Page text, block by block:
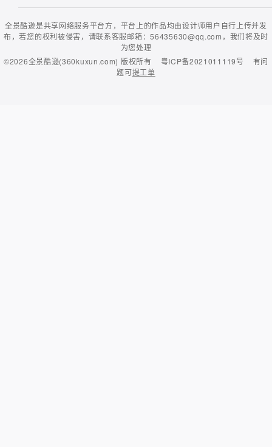
全景酷逊是共享网络服务平台方，平台上的作品均由设计师用户自行上传并发
布，若您的权利被侵害，请联系客服邮箱：56435630@qq.com，我们将及时
为您处理
©2026全景酷逊(360kuxun.com) 版权所有 粤ICP备2021011119号
有问
题可提工单